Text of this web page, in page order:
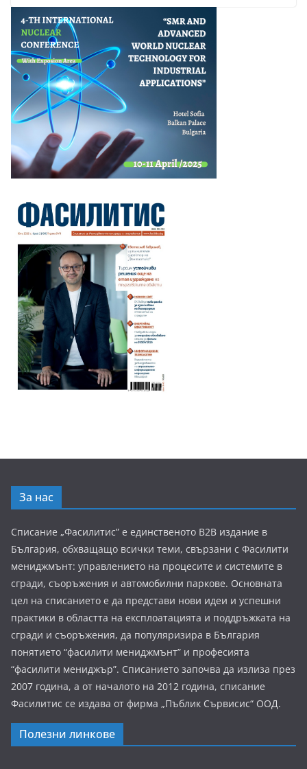
За нас
Списание „Фасилитис” е единственото B2B издание в
България, обхващащо всички теми, свързани с Фасилити
мениджмънт: управлението на процесите и системите в
сгради, съоръжения и автомобилни паркове. Основната
цел на списанието е да представи нови идеи и успешни
практики в областта на експлоатацията и поддръжката на
сгради и съоръжения, да популяризира в България
понятието “фасилити мениджмънт” и професията
“фасилити мениджър”. Списанието започва да излиза през
2007 година, а от началото на 2012 година, списание
Фасилитис се издава от фирма „Пъблик Сървисис“ ООД.
Полезни линкове